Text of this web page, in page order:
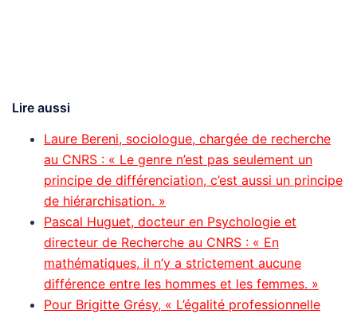
Lire aussi
Laure Bereni, sociologue, chargée de recherche
au CNRS : « Le genre n’est pas seulement un
principe de différenciation, c’est aussi un principe
de hiérarchisation. »
Pascal Huguet, docteur en Psychologie et
directeur de Recherche au CNRS : « En
mathématiques, il n’y a strictement aucune
différence entre les hommes et les femmes. »
Pour Brigitte Grésy, « L’égalité professionnelle